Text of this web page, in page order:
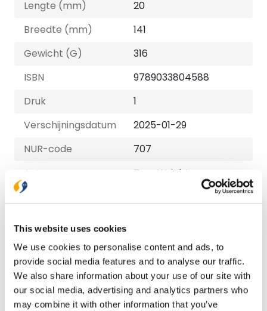
This website uses cookies
We use cookies to personalise content and ads, to
provide social media features and to analyse our traffic.
We also share information about your use of our site with
our social media, advertising and analytics partners who
may combine it with other information that you’ve
Lengte (mm)
20
Breedte (mm)
141
Gewicht (G)
316
ISBN
9789033804588
Druk
1
Verschijningsdatum
2025-01-29
NUR-code
707
Auteur
Tom Wright
Uitvoeringen
Paperback
€ 22,99